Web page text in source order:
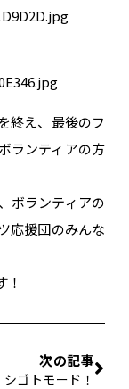
終え、最後のフ
ランティアの方
ボランティアの
応援団のみんな
次の記事
ゴトモード！